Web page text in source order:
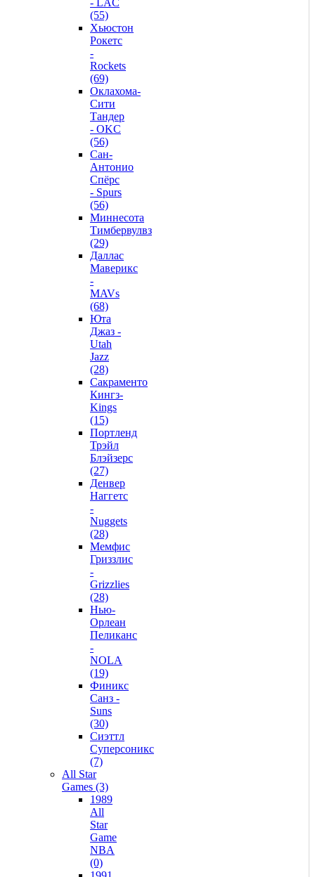
(55)
Хьюстон
Рокетс
-
Rockets
(69)
Оклахома-
Сити
Тандер
- OKC
(56)
Сан-
Антонио
Спёрс
- Spurs
(56)
Миннесота
Тимбервулвз
(29)
Даллас
Маверикс
-
MAVs
(68)
Юта
Джаз -
Utah
Jazz
(28)
Сакраменто
Кингз-
Kings
(15)
Портленд
Трэйл
Блэйзерс
(27)
Денвер
Наггетс
-
Nuggets
(28)
Мемфис
Гриззлис
-
Grizzlies
(28)
Нью-
Орлеан
Пеликанс
-
NOLA
(19)
Финикс
Санз -
Suns
(30)
Сиэттл
Суперсоникс
(7)
All Star
Games (3)
1989
All
Star
Game
NBA
(0)